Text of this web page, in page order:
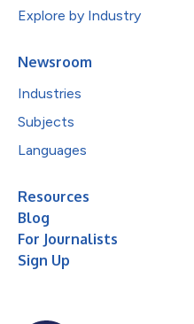
Explore by Industry
Newsroom
Industries
Subjects
Languages
Resources
Blog
For Journalists
Sign Up